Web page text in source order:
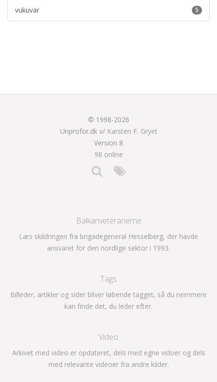
5
vukuvar
© 1998-2026
Unprofor.dk v/ Karsten F. Gryet
Version 8
98 online
Balkanveteranerne
Læs skildringen fra brigadegeneral Hesselberg, der havde
ansvaret for den nordlige sektor i 1993.
Tags
Billeder, artikler og sider bliver løbende tagget, så du nemmere
kan finde det, du leder efter.
Video
Arkivet med video er opdateret, dels med egne vidoer og dels
med relevante videoer fra andre kilder.